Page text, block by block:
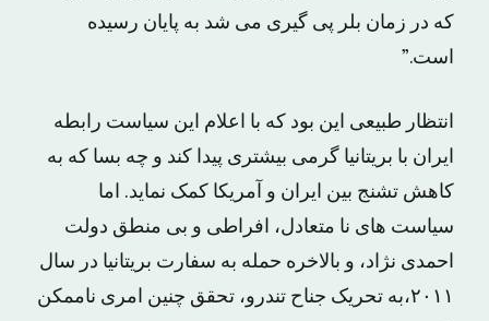
که در زمان بلر پی گیری می شد به پایان رسیده
است.”
انتظار طبیعی این بود که با اعلام این سیاست رابطه
ایران با بریتانیا گرمی بیشتری پیدا کند و چه بسا که به
کاهش تشنج بین ایران و آمریکا کمک نماید. اما
سیاست های نا متعادل، افراطی و بی منطق دولت
احمدی نژاد، و بالاخره حمله به سفارت بریتانیا در سال
۲۰۱۱،به تحریک جناح تندرو، تحقق چنین امری ناممکن